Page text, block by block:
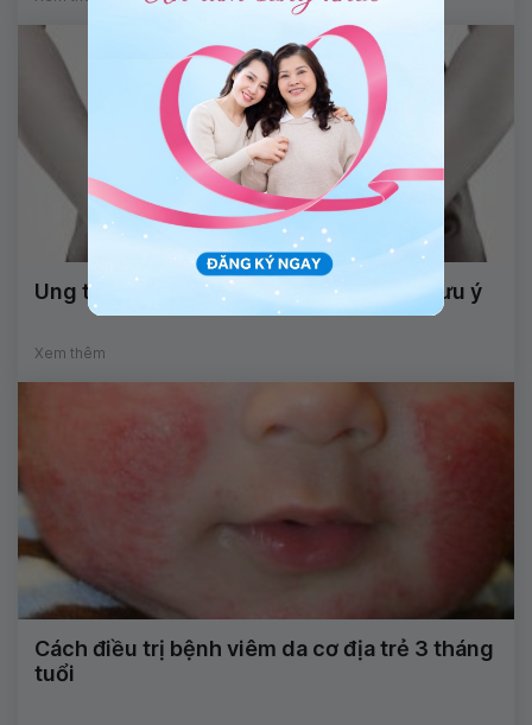
Ung thư cổ tử cung và những điều cần lưu ý
Xem thêm
Cách điều trị bệnh viêm da cơ địa trẻ 3 tháng
tuổi